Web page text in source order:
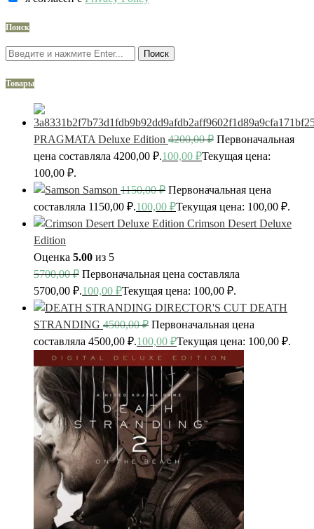
Поиск
Поиск
Товары
PRAGMATA Deluxe Edition 4200,00₽ Первоначальная
цена составляла 4200,00 ₽.100,00 ₽Текущая цена:
100,00 ₽.
Samson 1150,00₽ Первоначальная цена
составляла 1150,00 ₽.100,00 ₽Текущая цена: 100,00 ₽.
Crimson Desert Deluxe
Edition
Оценка 5.00 из 5
5700,00₽ Первоначальная цена составляла
5700,00 ₽.100,00 ₽Текущая цена: 100,00 ₽.
DEATH
STRANDING 4500,00₽ Первоначальная цена
составляла 4500,00 ₽.100,00 ₽Текущая цена: 100,00 ₽.